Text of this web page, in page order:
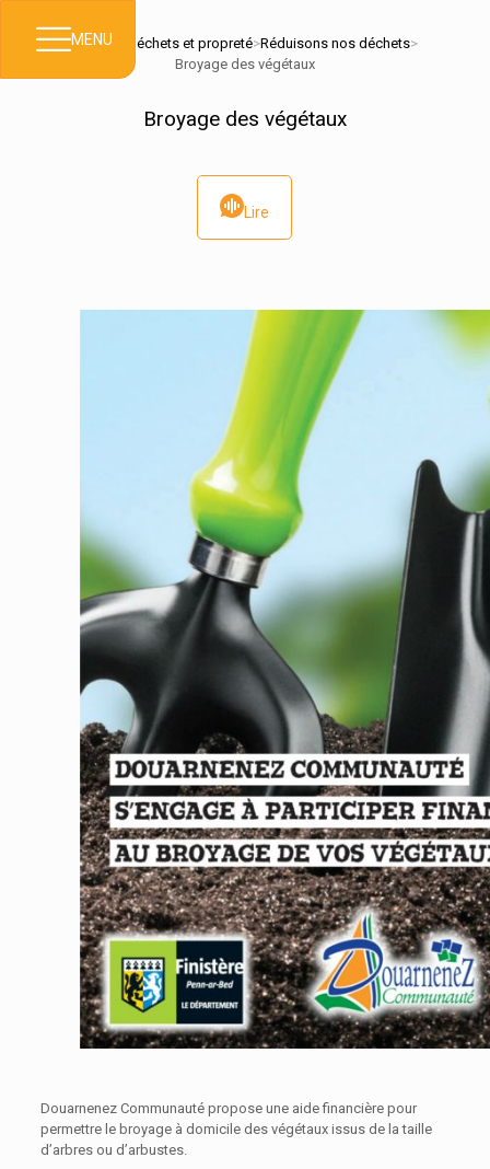
MENU
Accueil Déchets et propreté>Réduisons nos déchets>
Broyage des végétaux
Broyage des végétaux
Lire
Douarnenez Communauté propose une aide financière pour
permettre le broyage à domicile des végétaux issus de la taille
d’arbres ou d’arbustes.